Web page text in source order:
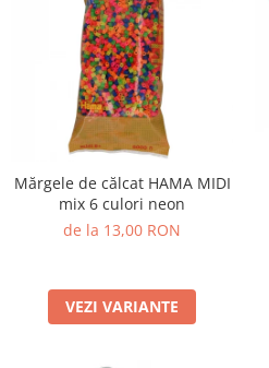
Mărgele de călcat HAMA MIDI
mix 6 culori neon
de la 13,00 RON
VEZI VARIANTE